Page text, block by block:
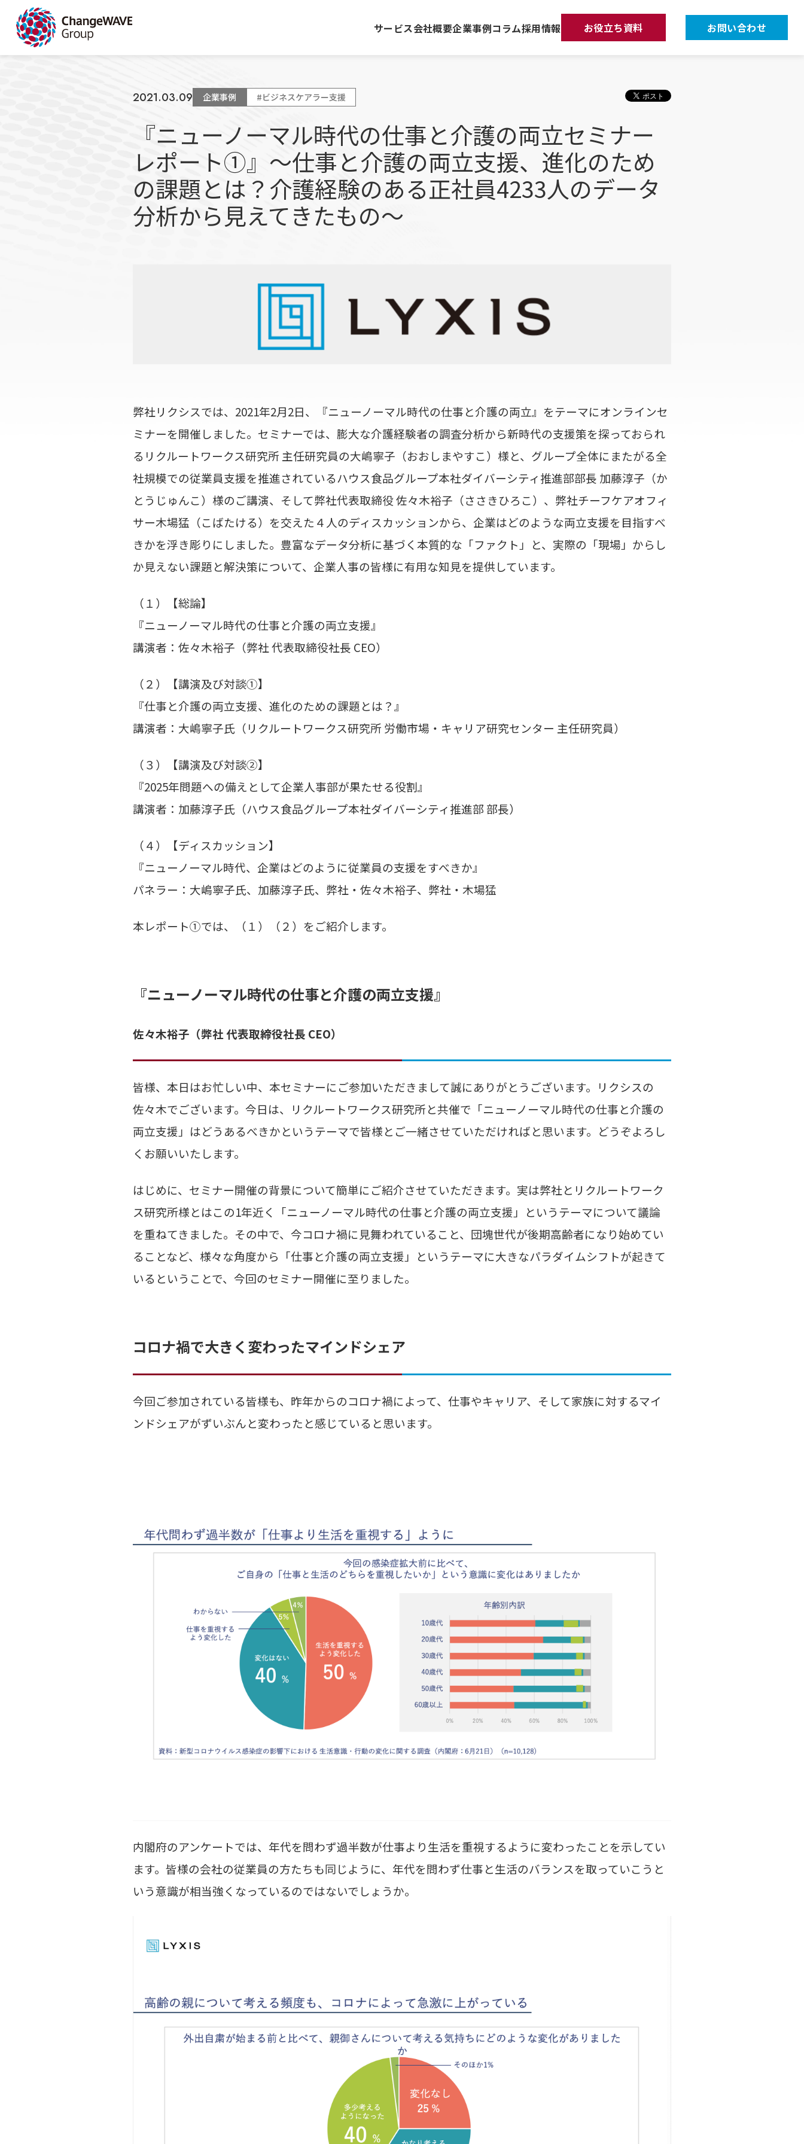
サービス会社概要企業事例コラム採用情報 お役立ち資料 お問い合わせ
2021.03.09 企業事例 #ビジネスケアラー支援
『ニューノーマル時代の仕事と介護の両立セミナー
レポート①』〜仕事と介護の両立支援、進化のため
の課題とは？介護経験のある正社員4233人のデータ
分析から見えてきたもの〜
弊社リクシスでは、2021年2月2日、『ニューノーマル時代の仕事と介護の両立』をテーマにオンラインセ
ミナーを開催しました。セミナーでは、膨大な介護経験者の調査分析から新時代の支援策を探っておられ
るリクルートワークス研究所 主任研究員の大嶋寧子（おおしまやすこ）様と、グループ全体にまたがる全
社規模での従業員支援を推進されているハウス食品グループ本社ダイバーシティ推進部部長 加藤淳子（か
とうじゅんこ）様のご講演、そして弊社代表取締役 佐々木裕子（ささきひろこ）、弊社チーフケアオフィ
サー木場猛（こばたける）を交えた４人のディスカッションから、企業はどのような両立支援を目指すべ
きかを浮き彫りにしました。豊富なデータ分析に基づく本質的な「ファクト」と、実際の「現場」からし
か見えない課題と解決策について、企業人事の皆様に有用な知見を提供しています。
（１）【総論】
『ニューノーマル時代の仕事と介護の両立支援』
講演者：佐々木裕子（弊社 代表取締役社長 CEO）
（２）【講演及び対談①】
『仕事と介護の両立支援、進化のための課題とは？』
講演者：大嶋寧子氏（リクルートワークス研究所 労働市場・キャリア研究センター 主任研究員）
（３）【講演及び対談②】
『2025年問題への備えとして企業人事部が果たせる役割』
講演者：加藤淳子氏（ハウス食品グループ本社ダイバーシティ推進部 部長）
（４）【ディスカッション】
『ニューノーマル時代、企業はどのように従業員の支援をすべきか』
パネラー：大嶋寧子氏、加藤淳子氏、弊社・佐々木裕子、弊社・木場猛
本レポート①では、（１）（２）をご紹介します。
『ニューノーマル時代の仕事と介護の両立支援』
佐々木裕子（弊社 代表取締役社長 CEO）
皆様、本日はお忙しい中、本セミナーにご参加いただきまして誠にありがとうございます。リクシスの
佐々木でございます。今日は、リクルートワークス研究所と共催で「ニューノーマル時代の仕事と介護の
両立支援」はどうあるべきかというテーマで皆様とご一緒させていただければと思います。どうぞよろし
くお願いいたします。
はじめに、セミナー開催の背景について簡単にご紹介させていただきます。実は弊社とリクルートワーク
ス研究所様とはこの1年近く「ニューノーマル時代の仕事と介護の両立支援」というテーマについて議論
を重ねてきました。その中で、今コロナ禍に見舞われていること、団塊世代が後期高齢者になり始めてい
ることなど、様々な角度から「仕事と介護の両立支援」というテーマに大きなパラダイムシフトが起きて
いるということで、今回のセミナー開催に至りました。
コロナ禍で大きく変わったマインドシェア
今回ご参加されている皆様も、昨年からのコロナ禍によって、仕事やキャリア、そして家族に対するマイ
ンドシェアがずいぶんと変わったと感じていると思います。
内閣府のアンケートでは、年代を問わず過半数が仕事より生活を重視するように変わったことを示してい
ます。皆様の会社の従業員の方たちも同じように、年代を問わず仕事と生活のバランスを取っていこうと
いう意識が相当強くなっているのではないでしょうか。